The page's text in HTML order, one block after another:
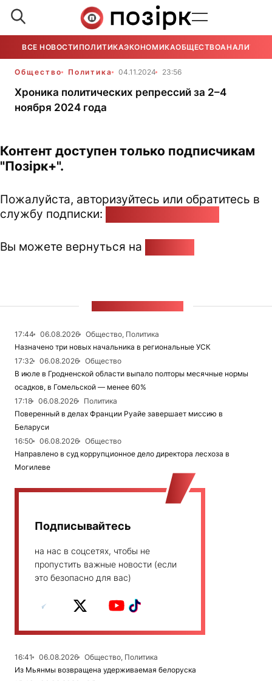
ВСЕ НОВОСТИ ПОЛИТИКАЭКОНОМИКАОБЩЕСТВОАНАЛИТИКА
Общество Политика 04.11.2024 23:56
Хроника политических репрессий за 2–4
ноября 2024 года
Контент доступен только подписчикам
"Позірк+".
Пожалуйста, авторизуйтесь или обратитесь в
службу подписки:
Вы можете вернуться на
17:44 06.08.2026
Общество, Политика
Назначено три новых начальника в региональные УСК
17:32
06.08.2026
Общество
В июле в Гродненской области выпало полторы месячные нормы
осадков, в Гомельской — менее 60%
17:18
06.08.2026
Политика
Поверенный в делах Франции Руайе завершает миссию в
Беларуси
16:50
06.08.2026
Общество
Направлено в суд коррупционное дело директора лесхоза в
Могилеве
Подписывайтесь
на нас в соцсетях, чтобы не
пропустить важные новости (если
это безопасно для вас)
16:41 06.08.2026
Общество, Политика
Из Мьянмы возвращена удерживаемая белоруска